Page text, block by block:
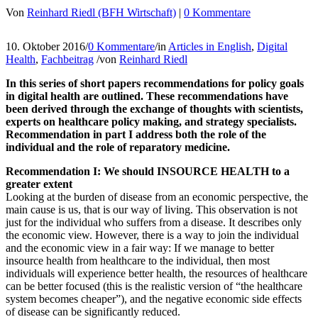
Von Reinhard Riedl (BFH Wirtschaft) | 0 Kommentare
10. Oktober 2016/0 Kommentare/in Articles in English, Digital
Health, Fachbeitrag /von Reinhard Riedl
In this series of short papers recommendations for policy goals
in digital health are outlined. These recommendations have
been derived through the exchange of thoughts with scientists,
experts on healthcare policy making, and strategy specialists.
Recommendation in part I address both the role of the
individual and the role of reparatory medicine.
Recommendation I: We should INSOURCE HEALTH to a
greater extent
Looking at the burden of disease from an economic perspective, the
main cause is us, that is our way of living. This observation is not
just for the individual who suffers from a disease. It describes only
the economic view. However, there is a way to join the individual
and the economic view in a fair way: If we manage to better
insource health from healthcare to the individual, then most
individuals will experience better health, the resources of healthcare
can be better focused (this is the realistic version of “the healthcare
system becomes cheaper”), and the negative economic side effects
of disease can be significantly reduced.